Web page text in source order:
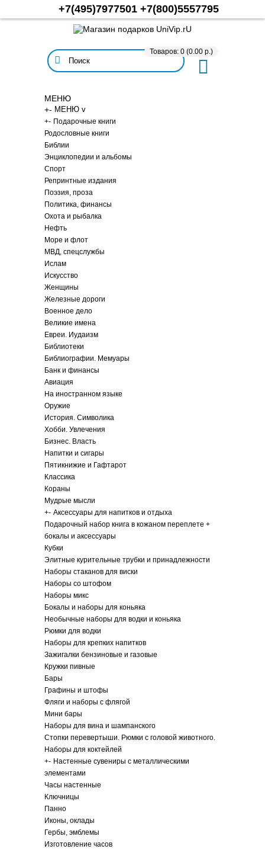
+7(495)7977501 +7(800)5557795
Товаров: 0 (0.00 р.)
МЕНЮ
+- МЕНЮ v
+- Подарочные книги
Родословные книги
Библии
Энциклопедии и альбомы
Спорт
Репринтные издания
Поэзия, проза
Политика, финансы
Охота и рыбалка
Нефть
Море и флот
МВД, спецслужбы
Ислам
Искусство
Женщины
Железные дороги
Военное дело
Великие имена
Евреи. Иудаизм
Библиотеки
Библиографии. Мемуары
Банк и финансы
Авиация
На иностранном языке
Оружие
История. Символика
Хобби. Увлечения
Бизнес. Власть
Напитки и сигары
Пятикнижие и Гафтарот
Классика
Кораны
Мудрые мысли
+- Аксессуары для напитков и отдыха
Подарочный набор книга в кожаном переплете +
бокалы и аксессуары
Кубки
Элитные курительные трубки и принадлежности
Наборы стаканов для виски
Наборы со штофом
Наборы микс
Бокалы и наборы для коньяка
Необычные наборы для водки и коньяка
Рюмки для водки
Наборы для крепких напитков
Зажигалки бензиновые и газовые
Кружки пивные
Бары
Графины и штофы
Фляги и наборы с флягой
Мини бары
Наборы для вина и шампанского
Стопки перевертыши. Рюмки с головой животного.
Наборы для коктейлей
+- Настенные сувениры с металлическими
элементами
Часы настенные
Ключницы
Панно
Иконы, оклады
Гербы, эмблемы
Изготовление часов